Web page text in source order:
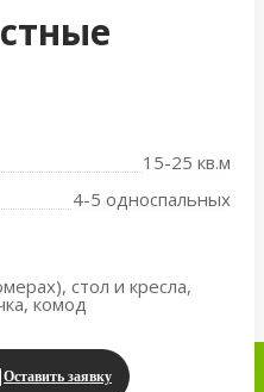
15-25 кв.м
4-5 односпальных
стол и кресла,
комод
Оставить заявку